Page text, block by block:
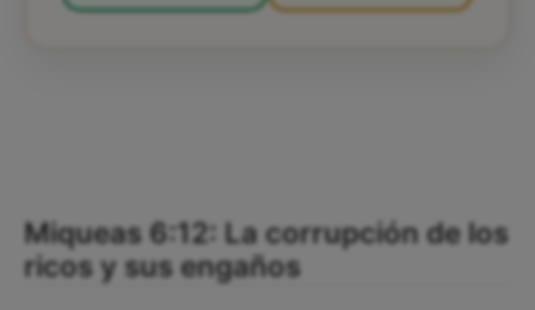
Miqueas 6:12: La corrupción de los
ricos y sus engaños